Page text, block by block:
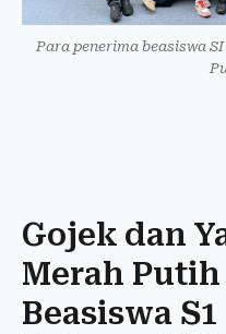
Para penerima beasiswa
Gojek dan
Merah
Beasiswa